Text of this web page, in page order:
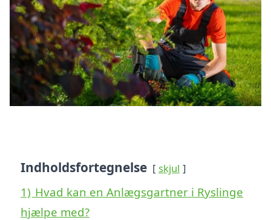
Indholdsfortegnelse skjul
1) Hvad kan en Anlægsgartner i Ryslinge
hjælpe med?